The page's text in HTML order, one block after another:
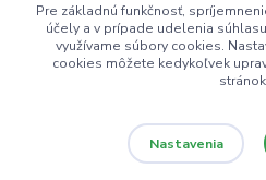
Pre základnú funkčnosť,
účely a v prípade udelenia
využívame súbory cookies.
cookies môžete kedykoľvek
Nastavenia